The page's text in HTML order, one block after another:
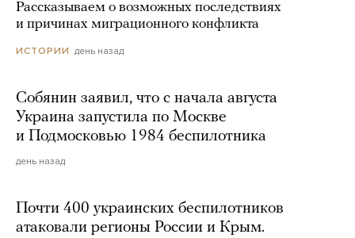
Рассказываем о возможных последствиях
и причинах миграционного конфликта
ИСТОРИИ день назад
Собянин заявил, что с начала августа
Украина запустила по Москве
и Подмосковью 1984 беспилотника
день назад
Почти 400 украинских беспилотников
атаковали регионы России и Крым.